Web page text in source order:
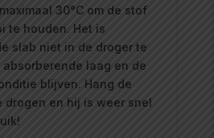
30°C om de stof
te houden. Het is
slab niet in de droger te
laag en de
blijven. Hang de
drogen en hij is weer snel